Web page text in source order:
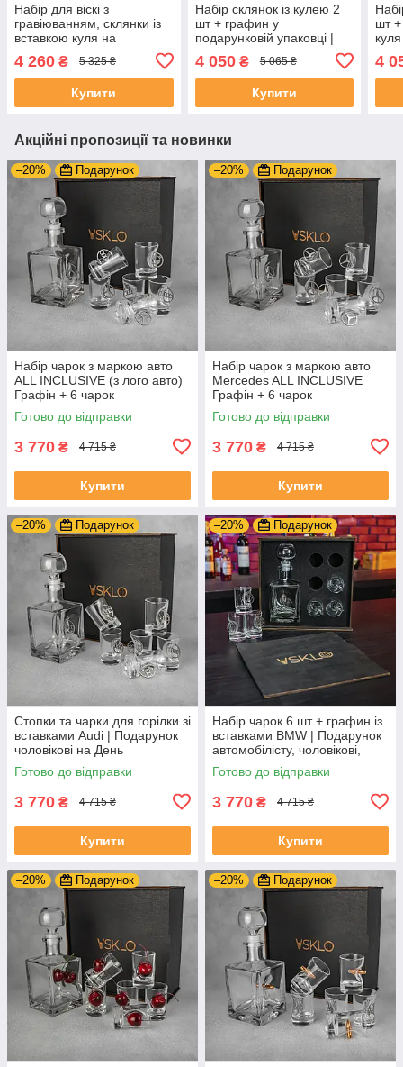
Набір для віскі з
гравіюванням, склянки із
вставкою куля на
чоловікові, свату
4 260 ₴ 5 325 ₴
Купити
Набір склянок із кулею 2
шт + графин у
подарунковій упаковці |
свату
4 050₴ 5 065 ₴
Купити
шт +
4
Акційні пропозиції та новинки
–20% Подарунок
Набір чарок з маркою авто
ALL INCLUSIVE (з лого авто)
Графін + 6 чарок
Готово до відправки
3 770 ₴ 4 715 ₴
Купити
–20% Подарунок
Набір чарок з маркою авто
Mercedes ALL INCLUSIVE
Графін + 6 чарок
Готово до відправки
3 770 ₴ 4 715 ₴
Купити
–20% Подарунок
Стопки та чарки для горілки зі
вставками Audi | Подарунок
чоловікові на День
Народження
Готово до відправки
3 770 ₴ 4 715 ₴
Купити
–20% Подарунок
Набір чарок 6 шт + графин із
вставками BMW | Подарунок
автомобілісту, чоловікові,
братові, куму
Готово до відправки
3 770 ₴ 4 715 ₴
Купити
–20% Подарунок –20% Подарунок